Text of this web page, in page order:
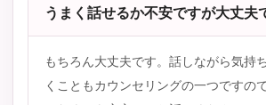
うまく話せるか不安ですが大丈夫
もちろん大丈夫です。話しながら気持
くこともカウンセリングの一つですの